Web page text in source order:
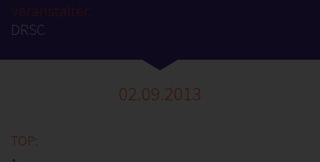
Veranstalter:
DRSC
02.09.2013